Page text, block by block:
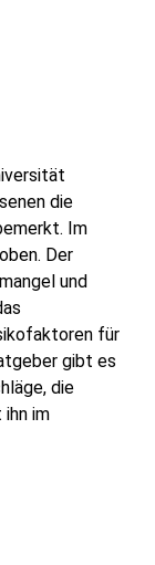
die
Im
Der
und
für
gibt es
die
im